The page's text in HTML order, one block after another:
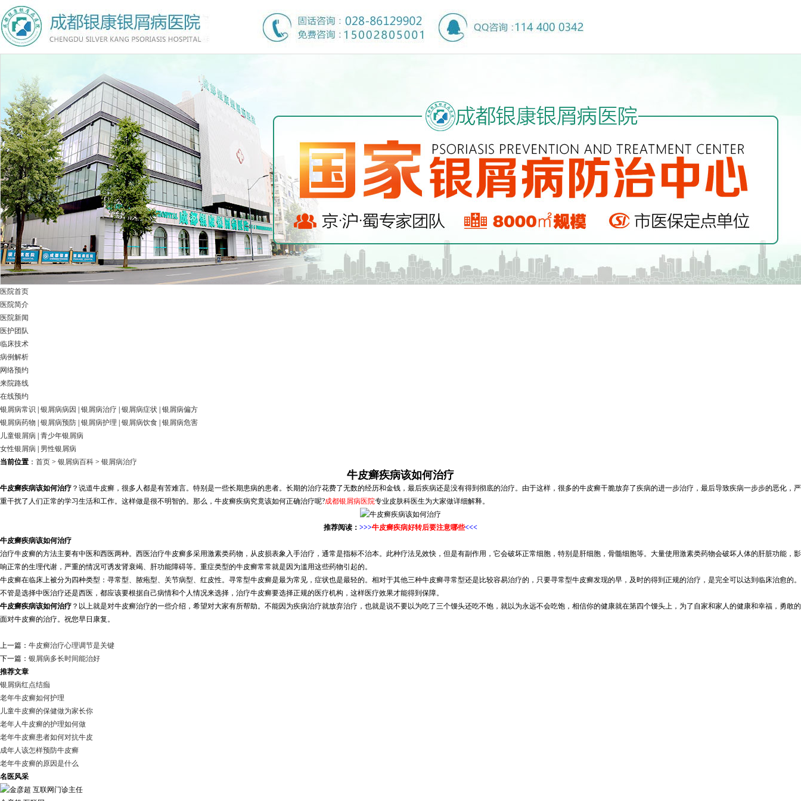
医院首页
医院简介
医院新闻
医护团队
临床技术
病例解析
网络预约
来院路线
在线预约
银屑病常识
银屑病病因 银屑病治疗 银屑病症状 银屑病偏方
银屑病药物
银屑病预防 银屑病护理 银屑病饮食 银屑病危害
儿童银屑病 青少年银屑病
女性银屑病
男性银屑病
当前位置 ： 首页 > 银屑病百科 > 银屑病治疗
牛皮癣疾病该如何治疗
牛皮癣疾病该如何治疗 ？说道牛皮癣，很多人都是有苦难言。特别是一些长期患病的患者。长期的治疗花费了无数的经历和金钱，最后疾病还是没有得到彻底的治疗。由于这样，很多的牛皮癣干脆放弃了疾病的进一步治疗，最后导致疾病一步步的恶化，严
重干扰了人们正常的学习生活和工作。这样做是很不明智的。那么，牛皮癣疾病究竟该如何正确治疗呢?成都银屑病医院专业皮肤科医生为大家做详细解释。
推荐阅读： >>>牛皮癣疾病好转后要注意哪些<<<
牛皮癣疾病该如何治疗
治疗牛皮癣的方法主要有中医和西医两种。西医治疗牛皮癣多采用激素类药物，从皮损表象入手治疗，通常是指标不治本。此种疗法见效快，但是有副作用，它会破坏正常细胞，特别是肝细胞，骨髓细胞等。大量使用激素类药物会破坏人体的肝脏功能，影
响正常的生理代谢，严重的情况可诱发肾衰竭、肝功能障碍等。重症类型的牛皮癣常常就是因为滥用这些药物引起的。
牛皮癣在临床上被分为四种类型：寻常型、脓疱型、关节病型、红皮性。寻常型牛皮癣是最为常见，症状也是最轻的。相对于其他三种牛皮癣寻常型还是比较容易治疗的，只要寻常型牛皮癣发现的早，及时的得到正规的治疗，是完全可以达到临床治愈的。
不管是选择中医治疗还是西医，都应该要根据自己病情和个人情况来选择，治疗牛皮癣要选择正规的医疗机构，这样医疗效果才能得到保障。
牛皮癣疾病该如何治疗 ？以上就是对牛皮癣治疗的一些介绍，希望对大家有所帮助。不能因为疾病治疗就放弃治疗，也就是说不要以为吃了三个馒头还吃不饱，就以为永远不会吃饱，相信你的健康就在第四个馒头上，为了自家和家人的健康和幸福，勇敢的
面对牛皮癣的治疗。祝您早日康复。
上一篇： 牛皮癣治疗心理调节是关键
下一篇： 银屑病多长时间能治好
推荐文章
银屑病红点结痂
老年牛皮癣如何护理
儿童牛皮癣的保健做为家长你
老年人牛皮癣的护理如何做
老年牛皮癣患者如何对抗牛皮
成年人该怎样预防牛皮癣
老年牛皮癣的原因是什么
名医风采